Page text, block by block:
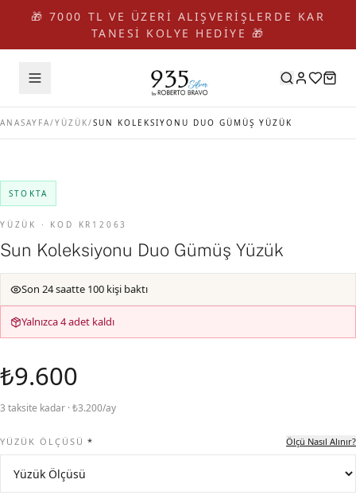
🎁 7000 TL VE ÜZERİ ALIŞVERİŞLERDE KAR
TANESİ KOLYE HEDİYE 🎁
ANASAYFA/YÜZÜK/SUN KOLEKSIYONU DUO GÜMÜŞ YÜZÜK
STOKTA
YÜZÜK · KOD KR12063
Sun Koleksiyonu Duo Gümüş Yüzük
Son 24 saatte 100 kişi baktı
Yalnızca 4 adet kaldı
₺9.600
3 taksite kadar · ₺3.200/ay
YÜZÜK ÖLÇÜSÜ * Ölçü Nasıl Alınır?